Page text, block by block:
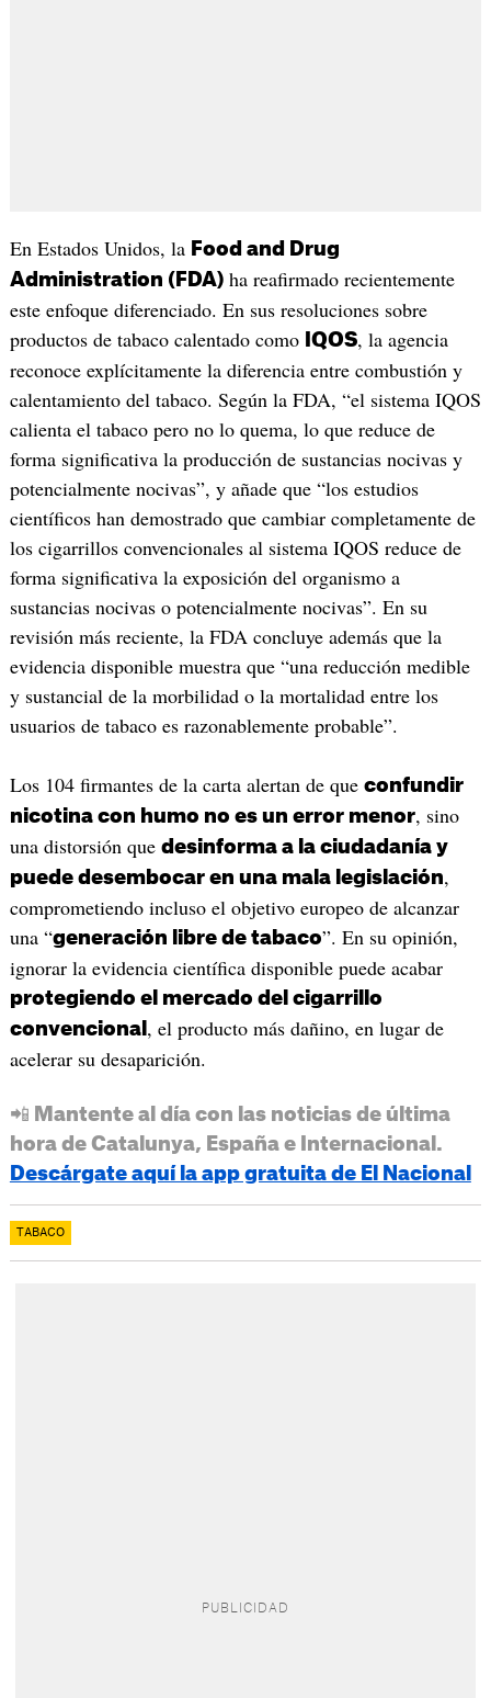
En Estados Unidos, la Food and Drug
Administration (FDA)ha reafirmado recientemente
este enfoque diferenciado. En sus resoluciones sobre
productos de tabaco calentado como
IQOS, la agencia
reconoce explícitamente la diferencia entre combustión y
calentamiento del tabaco. Según la FDA, “el sistema IQOS
calienta el tabaco pero no lo quema, lo que reduce de
forma significativa la producción de sustancias nocivas y
potencialmente nocivas”, y añade que “los estudios
científicos han demostrado que cambiar completamente de
los cigarrillos convencionales al sistema IQOS reduce de
forma significativa la exposición del organismo a
sustancias nocivas o potencialmente nocivas”. En su
revisión más reciente, la FDA concluye además que la
evidencia disponible muestra que “una reducción medible
y sustancial de la morbilidad o la mortalidad entre los
usuarios de tabaco es razonablemente probable”.
Los 104 firmantes de la carta alertan de que confundir
nicotina con humo no es un error menor, sino
una distorsión que desinforma a la ciudadanía y
puede desembocar en una mala legislación,
comprometiendo incluso el objetivo europeo de alcanzar
una “generación libre de tabaco”. En su opinión,
ignorar la evidencia científica disponible puede acabar
protegiendo el mercado del cigarrillo
convencional , el producto más dañino, en lugar de
acelerar su desaparición.
📲 Mantente al día con las noticias de última
hora de Catalunya, España e Internacional.
Descárgate aquí la app gratuita de El Nacional
TABACO